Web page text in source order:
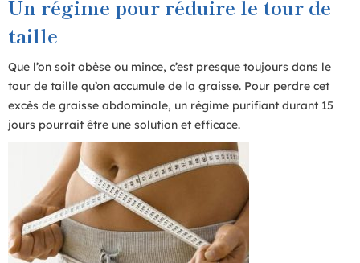
Un régime pour réduire le tour de
taille
Que l’on soit obèse ou mince, c’est presque toujours dans le
tour de taille qu’on accumule de la graisse. Pour perdre cet
excès de graisse abdominale, un régime purifiant durant 15
jours pourrait être une solution et efficace.